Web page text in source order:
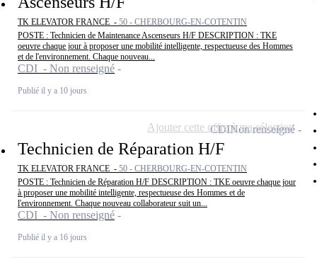
TK ELEVATOR FRANCE - 50 - CHERBOURG-EN-COTENTIN
POSTE : Technicien de Maintenance Ascenseurs H/F DESCRIPTION : TKE
oeuvre chaque jour à proposer une mobilité intelligente, respectueuse des Hommes
et de l'environnement. Chaque nouveau...
CDI - Non renseigné
Publié il y a 10 jours
Technicien de Réparation H/F
TK ELEVATOR FRANCE - 50 - CHERBOURG-EN-COTENTIN
POSTE : Technicien de Réparation H/F DESCRIPTION : TKE oeuvre chaque jour
à proposer une mobilité intelligente, respectueuse des Hommes et de
l'environnement. Chaque nouveau collaborateur suit un...
CDI - Non renseigné
Publié il y a 16 jours
CDINon renseigné
Ajouter cette offre à ma sélection